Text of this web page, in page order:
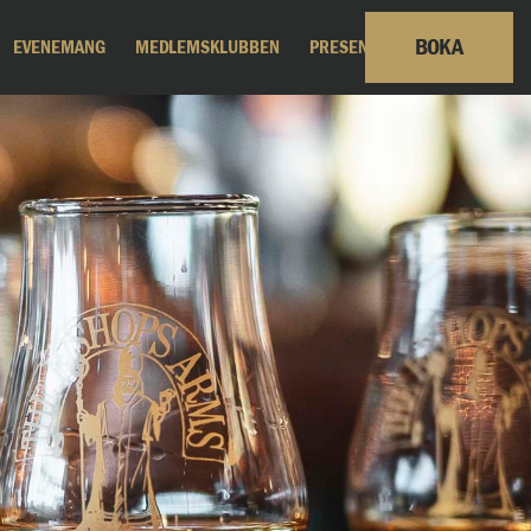
EVENEMANG MEDLEMSKLUBBEN PRESENTKORT BOKA